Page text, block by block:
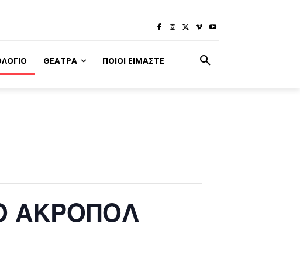
ΘΈΑΤΡΑ ΠΟΙΟΙ ΕΊΜΑΣΤΕ
ΑΚΡΟΠΟΛ